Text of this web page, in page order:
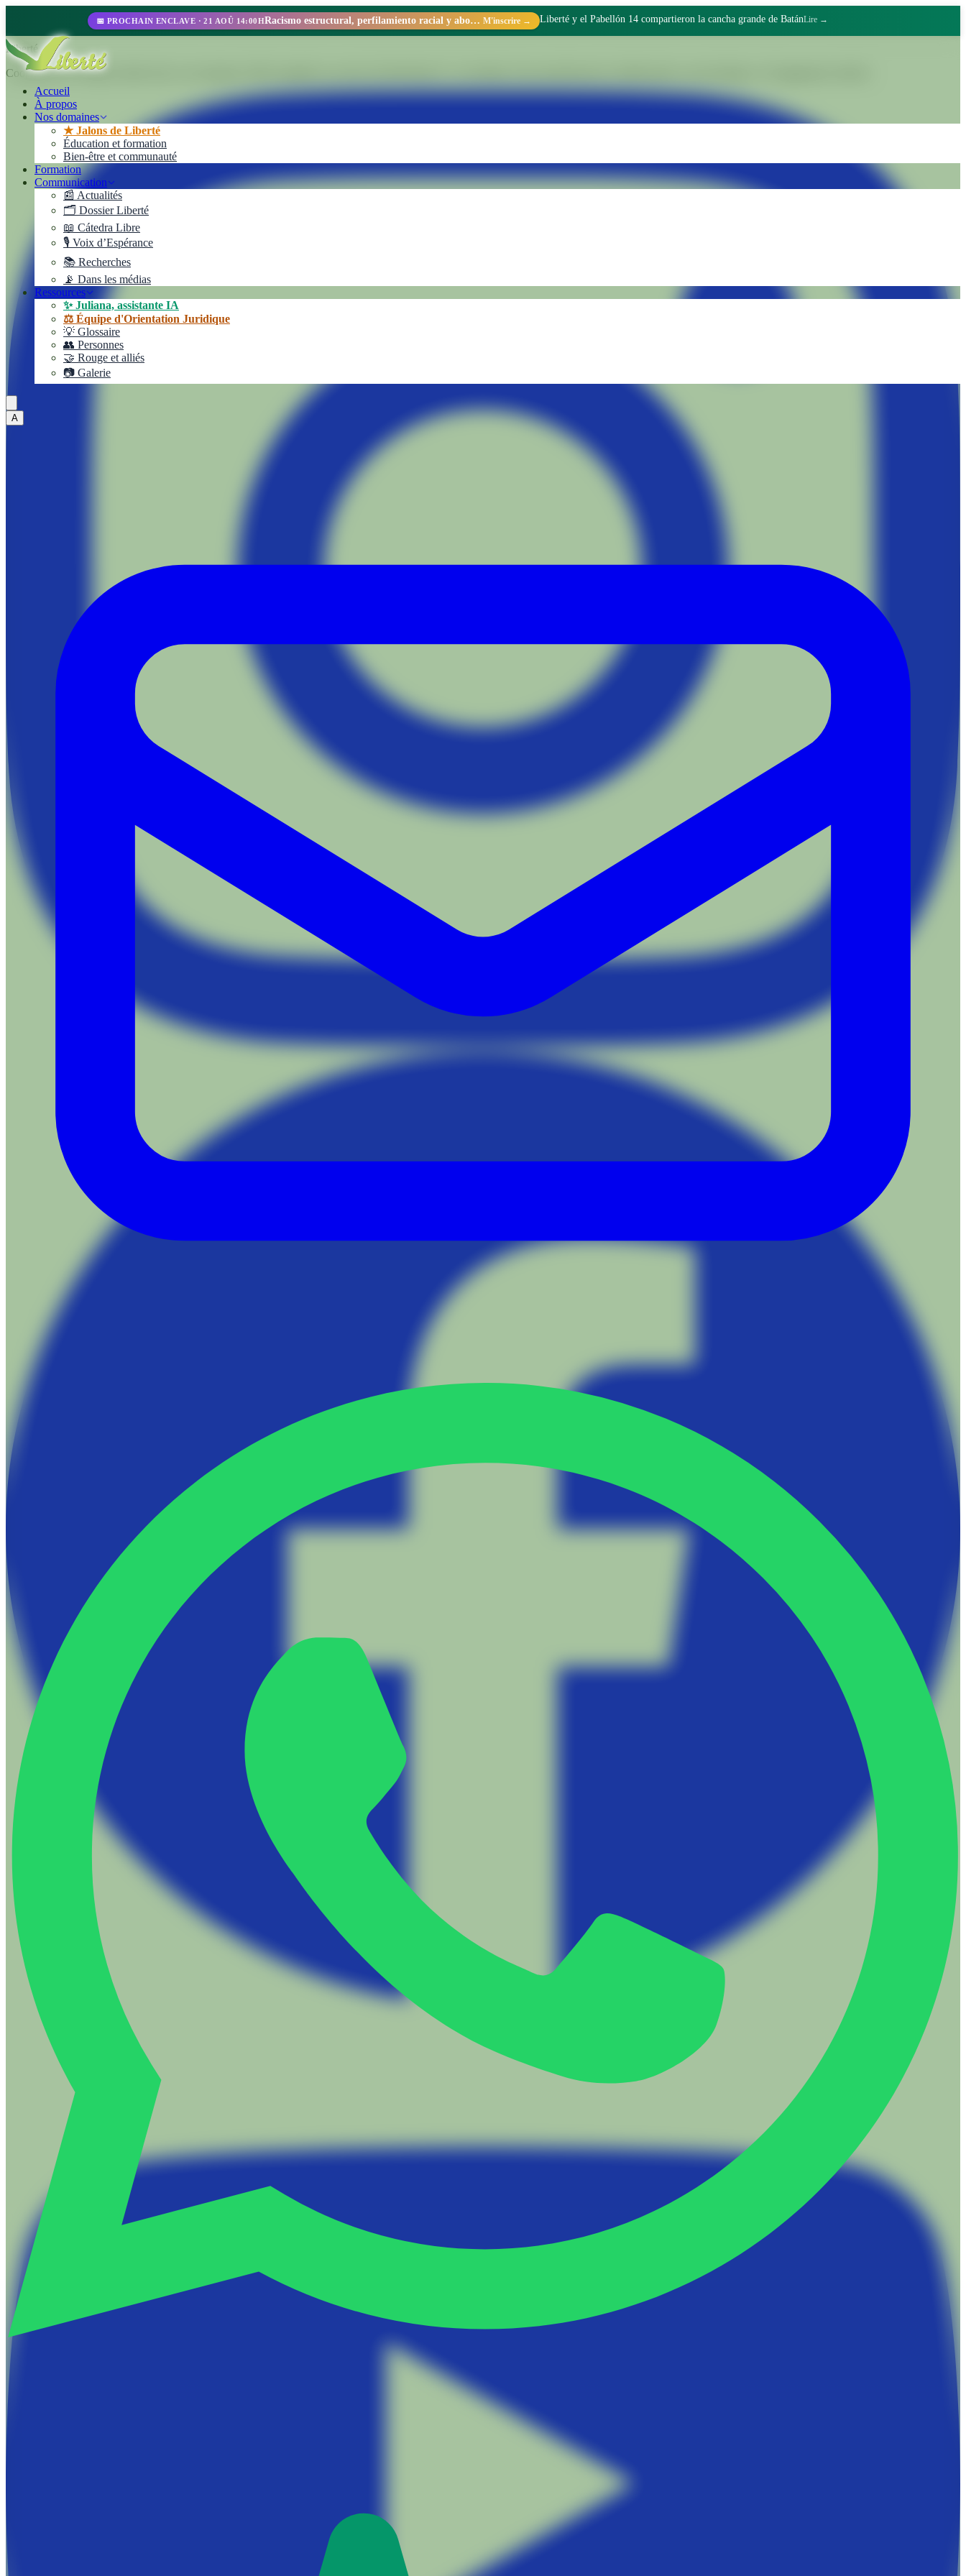
📅 PROCHAIN ENCLAVE · 21 AOÛ 14:00H Racismo estructural, perfilamiento racial y abolicionismo carcelario. M'inscrire → No vine a la cárcel a hacer amigosLire →
Accueil
À propos
Nos domaines
★ Jalons de Liberté
Éducation et formation
Bien-être et communauté
Formation
Communication
📰 Actualités
🗂️ Dossier Liberté
📖 Cátedra Libre
🎙️ Voix d’Espérance
📚 Recherches
📡 Dans les médias
Ressources
✨ Juliana, assistante IA
⚖️ Équipe d'Orientation Juridique
💡 Glossaire
👥 Personnes
🤝 Rouge et alliés
📷 Galerie
A
Liberté
Cooperativa de Trabajo Liberté Ltda. Une entreprise 100% autogérée au sein de l'Unité Pénale N° 15 de Batán. Nous transformons les réalités grâce au travail digne et à l'engagement collectif.